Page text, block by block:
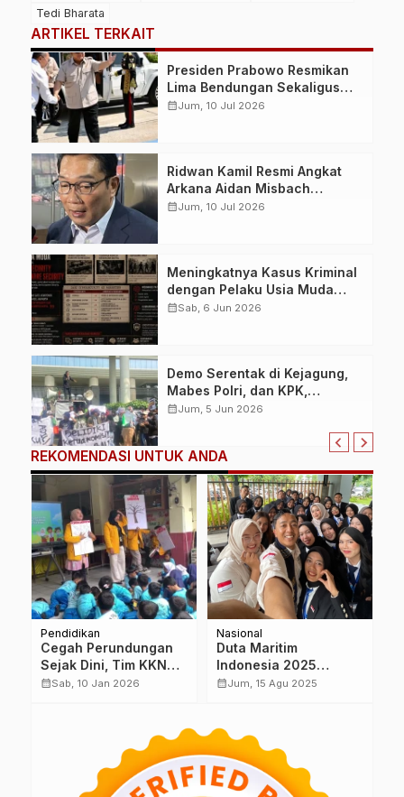
Tedi Bharata
ARTIKEL TERKAIT
Presiden Prabowo Resmikan
Lima Bendungan Sekaligus
dari NTB, Perkuat Ketahanan
calendar_monthJum, 10 Jul 2026
Ridwan Kamil Resmi Angkat
Arkana Aidan Misbach
sebagai Anak, Permohonan
calendar_monthJum, 10 Jul 2026
Meningkatnya Kasus Kriminal
dengan Pelaku Usia Muda
Picu Diskusi Baru terkait
calendar_monthSab, 6 Jun 2026
Demo Serentak di Kejagung,
Mabes Polri, dan KPK,
Mahasiswa Tuntut
Agung Bagus Pratiksa Linggih
calendar_monthJum, 5 Jun 2026
REKOMENDASI UNTUK ANDA
Pendidikan
Cegah Perundungan
Sejak Dini, Tim KKN
Untidar Gelar Edukasi
calendar_monthSab, 10 Jan 2026
Nasional
Duta Maritim
Indonesia 2025
Sambangi DPR RI,
Wujudkan Poros
Maritim Dunia
calendar_monthJum, 15 Agu 2025